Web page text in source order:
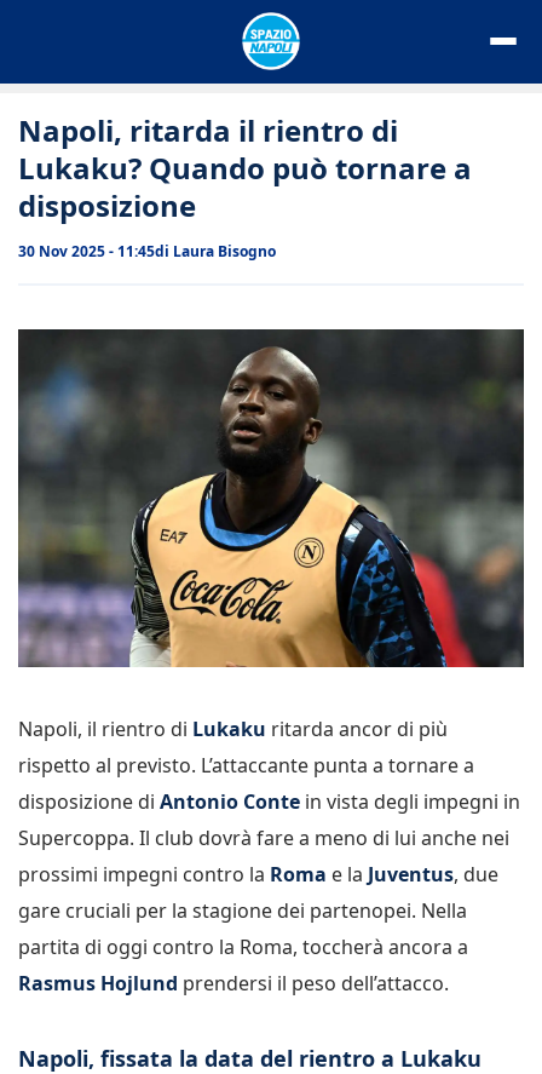
Napoli, ritarda il rientro di
Lukaku? Quando può tornare a
disposizione
30 Nov 2025 - 11:45di Laura Bisogno
Napoli, il rientro di Lukaku ritarda ancor di più
rispetto al previsto. L’attaccante punta a tornare a
disposizione di Antonio Conte in vista degli impegni in
Supercoppa. Il club dovrà fare a meno di lui anche nei
prossimi impegni contro la Roma e la Juventus, due
gare cruciali per la stagione dei partenopei. Nella
partita di oggi contro la Roma, toccherà ancora a
Rasmus Hojlund prendersi il peso dell’attacco.
Napoli, fissata la data del rientro a Lukaku